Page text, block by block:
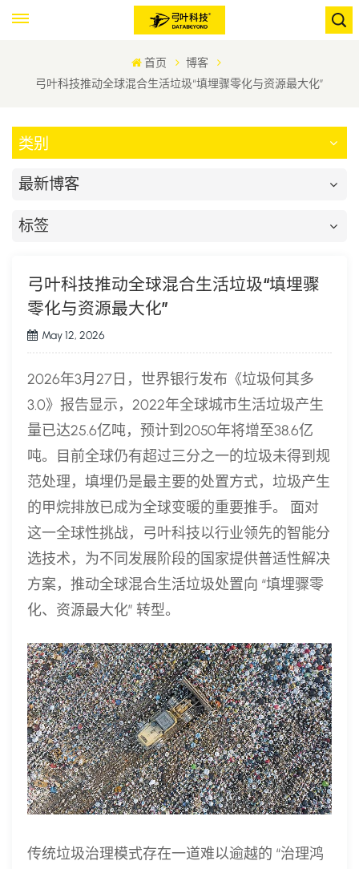
首页
博客
弓叶科技推动全球混合生活垃圾“填埋骤零化与资源最大化”
类别
最新博客
标签
弓叶科技推动全球混合生活垃圾“填埋骤
零化与资源最大化”
May 12, 2026
2026年3月27日，世界银行发布《垃圾何其多
3.0》报告显示，2022年全球城市生活垃圾产生
量已达25.6亿吨，预计到2050年将增至38.6亿
吨。目前全球仍有超过三分之一的垃圾未得到规
范处理，填埋仍是最主要的处置方式，垃圾产生
的甲烷排放已成为全球变暖的重要推手。 面对
这一全球性挑战，弓叶科技以行业领先的智能分
选技术，为不同发展阶段的国家提供普适性解决
方案，推动全球混合生活垃圾处置向 “填埋骤零
化、资源最大化” 转型。
传统垃圾治理模式存在一道难以逾越的 “治理鸿